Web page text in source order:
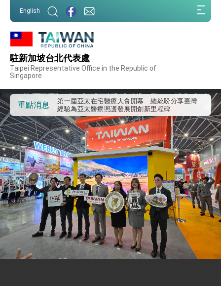
English
駐新加坡台北代表處
Taipei Representative Office in the Republic of
Singapore
重點消息
外交部重要言論
事處」，進一步深化台美交流合作
第一屆亞太在宅醫療大會開幕 總統盼分享臺灣
經驗為亞太醫療照護發展開創新里程碑
外交部發布WHA文宣影片「台灣醫療點亮世界」
及「台灣智慧醫療與健康產業展」預告短片，向
世界展現台灣守護全球健康的創新能量
總統出訪史瓦帝尼返國談話 強調臺灣人有權利
走向世界 盼與理念相近國家共同維護國際秩序
堅定走向世界 賴總統抵達史瓦帝尼王國進行國是
訪問
總統與五院院長新春茶敘 盼化分歧為團結、為
國家邁出合作第一步
總統農曆春節談話
台美貿易協議完成簽署達成6大目標、創5大歷史
性突破 總統強調將以3大面向加速臺灣經濟轉型
升級 籲請立院全力支持並盡速通過
臺美簽署「對等貿易協定」確立對等關稅15%且不
疊加 我輸美2072項產品豁免對等關稅